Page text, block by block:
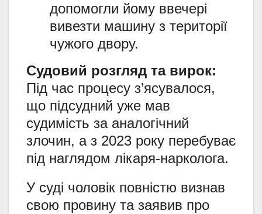
допомогли йому ввечері
вивезти машину з території
чужого двору.
Судовий розгляд та вирок:
Під час процесу з’ясувалося,
що підсудний уже мав
судимість за аналогічний
злочин, а з 2023 року перебуває
під наглядом лікаря-нарколога.
У суді чоловік повністю визнав
свою провину та заявив про